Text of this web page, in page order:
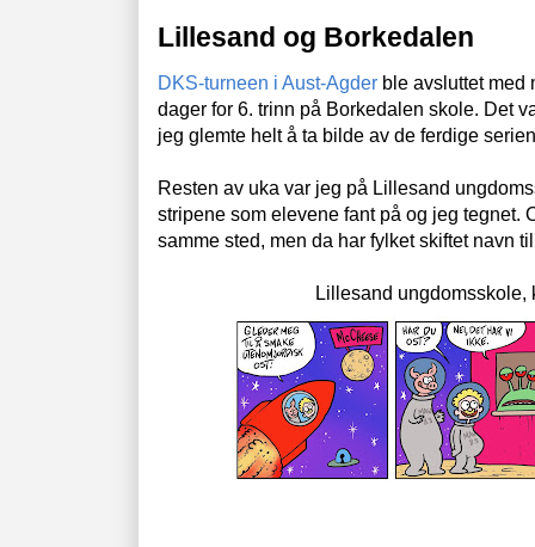
Lillesand og Borkedalen
DKS-turneen i Aust-Agder ble avsluttet med
dager for 6. trinn på Borkedalen skole. Det
jeg glemte helt å ta bilde av de ferdige
Resten av uka var jeg på Lillesand
stripene som elevene fant på og jeg tegnet.
samme sted, men da har fylket skiftet navn
Lillesand ungdomsskole,